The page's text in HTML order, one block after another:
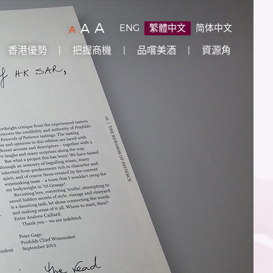
字
大
(A) 字
型
大
小：
大
(A) 字
型
大
小：
最
大
(
A) ENG 繁體中文 简体中文
香港優勢 把握商機 品嚐美酒 資源角